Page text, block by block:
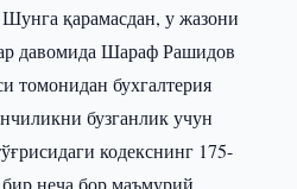
қарамасдан, у жазони
давомида Шараф Рашидов
томонидан бухгалтерия
бузганлик учун
кодекснинг 175-
неча бор маъмурий